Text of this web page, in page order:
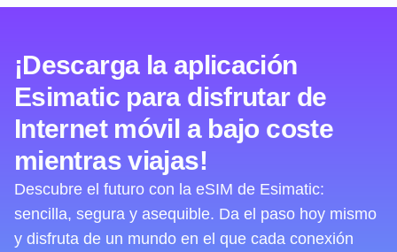
¡Descarga la aplicación
Esimatic para disfrutar de
Internet móvil a bajo coste
mientras viajas!
Descubre el futuro con la eSIM de Esimatic:
sencilla, segura y asequible. Da el paso hoy mismo
y disfruta de un mundo en el que cada conexión